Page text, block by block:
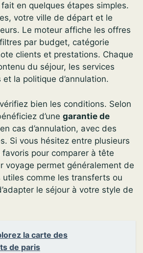
en quelques étapes simples.
votre ville de départ et le
Le moteur affiche les offres
par budget, catégorie
clients et prestations. Chaque
du séjour, les services
la politique d’annulation.
bien les conditions. Selon
d’une garantie de
en cas d’annulation, avec des
Si vous hésitez entre plusieurs
pour comparer à tête
voyage permet généralement de
utiles comme les transferts ou
le séjour à votre style de
la carte des
de paris